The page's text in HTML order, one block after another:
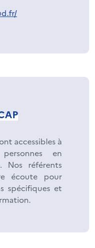
accessibles à
en
Nos référents
écoute pour
spécifiques et